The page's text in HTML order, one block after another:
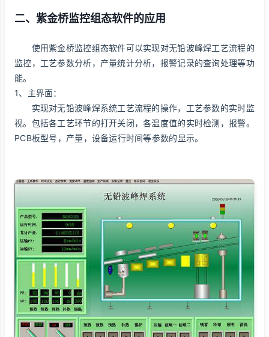
二、紫金桥监控组态软件的应用
使用紫金桥监控组态软件可以实现对无铅波峰焊工艺流程的
监控，工艺参数分析，产量统计分析，报警记录的查询处理等功
能。
1、主界面：
实现对无铅波峰焊系统工艺流程的操作，工艺参数的实时监
视。包括各工艺环节的打开关闭，各温度值的实时检测，报警。
PCB板型号，产量，设备运行时间等参数的显示。